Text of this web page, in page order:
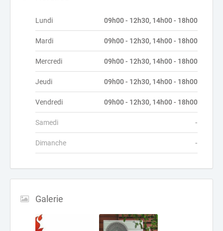
Lundi 09h00 - 12h30, 14h00 - 18h00
Mardi 09h00 - 12h30, 14h00 - 18h00
Mercredi 09h00 - 12h30, 14h00 - 18h00
Jeudi 09h00 - 12h30, 14h00 - 18h00
Vendredi 09h00 - 12h30, 14h00 - 18h00
Samedi -
Dimanche -
Galerie